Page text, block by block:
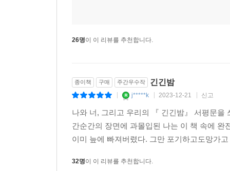
반짝이던 코뿔소의 눈이 어린 펭귄의 첫 기억으
사랑과 연대, 생명의 존엄을 담은 동화 『긴긴밤
그만하면 안간힘을 다했다는 위로를, 수없는 기적
“물론이지. 아마 처음에는 호기심으로 너를 관찰
26명이 이 리뷰를 추천합니다.
종이책 구매 주간우수작 긴긴밤
j*****k 2023-12-21 신고
나와 너, 그리고 우리의 『 긴긴밤』 서평문
간순간의 장면에 과몰입된 나는 이 책 속에
이미 늪에 빠져버렸다. 그만 포기하고도망가
32명이 이 리뷰를 추천합니다.